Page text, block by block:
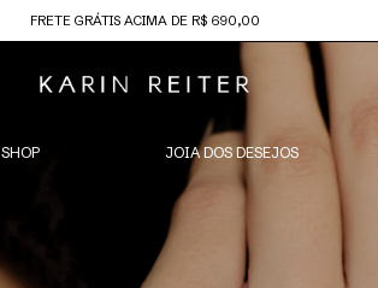
FRETE GRÁTIS ACIMA DE R$ 690,00
SHOP JOIA DOS DESEJOS